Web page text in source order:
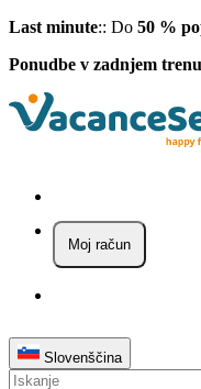
Last minute:: Do 50 %
Ponudbe v zadnjem
Moj račun
Slovenščina